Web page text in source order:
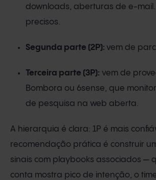
downloads, aberturas de e-mail.
precisos.
Segunda parte (2P): vem de
Terceira parte (3P): vem de
Bombora ou 6sense, que
de pesquisa na web aberta.
A hierarquia é clara: 1P é mais
recomendação prática é construir
sinais com playbooks associados —
conta mostra pico de intenção, o